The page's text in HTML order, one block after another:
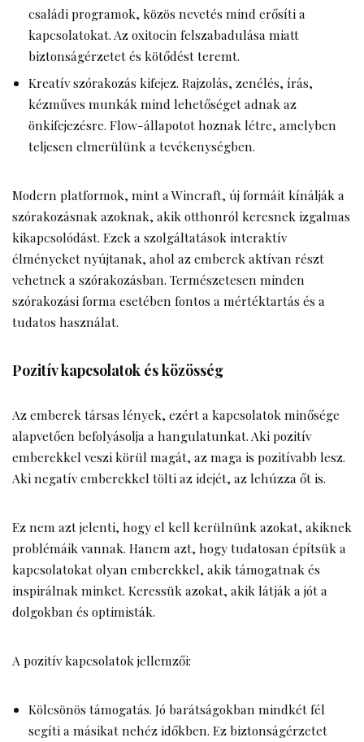
családi programok, közös nevetés mind erősíti a
kapcsolatokat. Az oxitocin felszabadulása miatt
biztonságérzetet és kötődést teremt.
Kreatív szórakozás kifejez. Rajzolás, zenélés, írás,
kézműves munkák mind lehetőséget adnak az
önkifejezésre. Flow-állapotot hoznak létre, amelyben
teljesen elmerülünk a tevékenységben.
Modern platformok, mint aWincraft, új formáit kínálják a
szórakozásnak azoknak, akik otthonról keresnek izgalmas
kikapcsolódást. Ezek a szolgáltatások interaktív
élményeket nyújtanak, ahol az emberek aktívan részt
vehetnek a szórakozásban. Természetesen minden
szórakozási forma esetében fontos a mértéktartás és a
tudatos használat.
Pozitív kapcsolatok és közösség
Az emberek társas lények, ezért a kapcsolatok minősége
alapvetően befolyásolja a hangulatunkat. Aki pozitív
emberekkel veszi körül magát, az maga is pozitívabb lesz.
Aki negatív emberekkel tölti az idejét, az lehúzza őt is.
Ez nem azt jelenti, hogy el kell kerülnünk azokat, akiknek
problémáik vannak. Hanem azt, hogy tudatosan építsük a
kapcsolatokat olyan emberekkel, akik támogatnak és
inspirálnak minket. Keressük azokat, akik látják a jót a
dolgokban és optimisták.
A pozitív kapcsolatok jellemzői:
Kölcsönös támogatás. Jó barátságokban mindkét fél
segíti a másikat nehéz időkben. Ez biztonságérzetet